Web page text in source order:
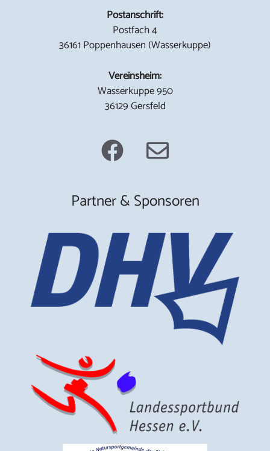
Postanschrift:
Postfach 4
36161 Poppenhausen (Wasserkuppe)
Vereinsheim:
Wasserkuppe 950
36129 Gersfeld
Partner & Sponsoren